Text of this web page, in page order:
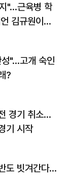
"…근육병 학
김규원이었
"…고개 숙인
?
경기 취소…
기 시작
도 빗겨간다…